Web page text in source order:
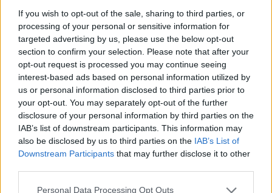
If you wish to opt-out of the sale, sharing to third parties, or
processing of your personal or sensitive information for
targeted advertising by us, please use the below opt-out
section to confirm your selection. Please note that after your
opt-out request is processed you may continue seeing
interest-based ads based on personal information utilized by
us or personal information disclosed to third parties prior to
your opt-out. You may separately opt-out of the further
disclosure of your personal information by third parties on the
IAB’s list of downstream participants. This information may
also be disclosed by us to third parties on the IAB’s List of
Downstream Participants that may further disclose it to other
Please note that this website/app uses one or more Google
Personal Data Processing Opt Outs
Σιροπιαστά στη σκιά της Ακρόπολης σερβίρει η
Άρτεμις στη γειτονιά του Μακρυγιάννη, και θα
ήταν έγκλημα αν δεν δοκιμάσετε τον γιαννιώτικο
μπακλαβά της – ή αν δεν πάρετε πακέτο για το